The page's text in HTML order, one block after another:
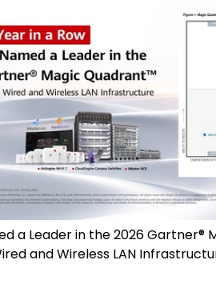
a Leader in the 2026 Gartner®
and Wireless LAN